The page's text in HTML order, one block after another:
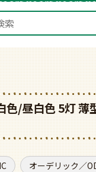
色/昼白色 5灯
オーデリック／